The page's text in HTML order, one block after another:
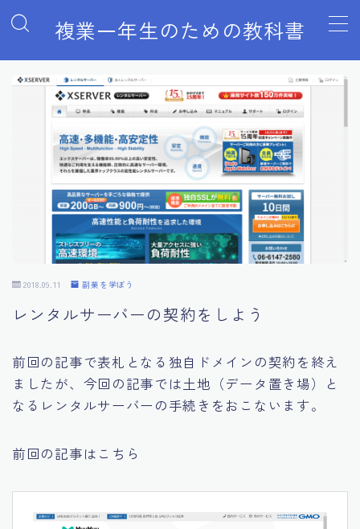
複業一年生のための教科書
MENU
#930 (タイトルなし)
WordPressでブログをはじめる手順
YouTubeでの動画配信のはじめ方と副業収入を得る方法
こんなにもある副業の種類
インターネット活用によるノーリスク副業
トップページ
ブログ一覧
プライバシーポリシー
プライバシーポリシー
利用規約／特定商取引法に基づく表記
得意分野を生かした副業アフィリエイト（成果報酬型広
告）のはじめかた
有料記事の決済完了ページ
運営者情報
１億総複業時代に向けて
2018.09.11 副業を学ぼう
レンタルサーバーの契約をしよう
前回の記事で表札となる独自ドメインの契約を終え
ましたが、今回の記事では土地（データ置き場）と
なるレンタルサーバーの手続きをおこないます。
前回の記事はこちら